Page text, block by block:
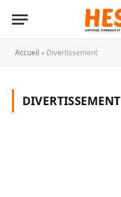
Accueil » Divertissement
DIVERTISSEMENT